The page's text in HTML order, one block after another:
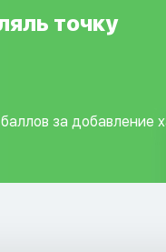
точку
баллов за добавление